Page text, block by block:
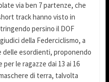
via ben 7 partenze, che
track hanno visto in
persino il DOF
della Federciclismo, a
delle esordienti, proponendo
le ragazze dai 13 ai 16
di terra, talvolta